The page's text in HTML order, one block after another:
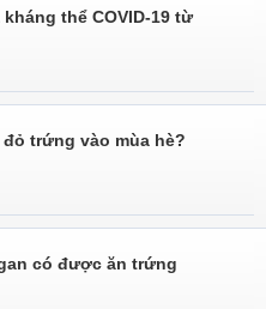
thể COVID-19 từ
trứng vào mùa hè?
có được ăn trứng